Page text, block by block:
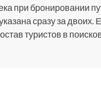
при бронировании
сразу за двоих.
туристов в